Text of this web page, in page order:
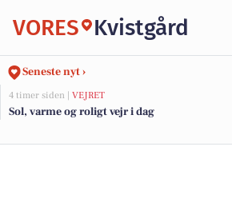
VORES Kvistgård
Seneste nyt ›
4 timer siden | VEJRET
Sol, varme og roligt vejr i dag